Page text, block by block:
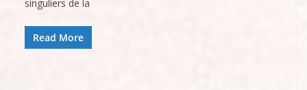
singuliers de la
Read More